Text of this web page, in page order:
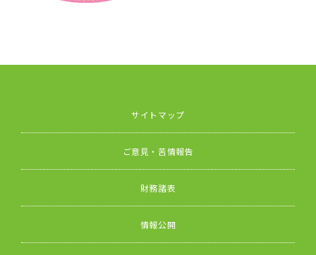
サイトマップ
ご意見・苦情報告
財務諸表
情報公開